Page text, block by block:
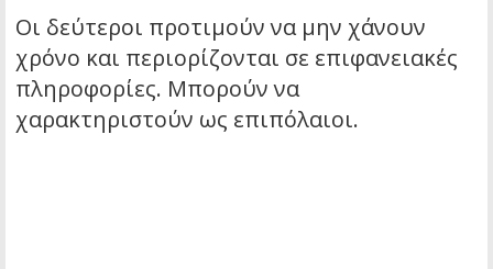
Οι δεύτεροι προτιμούν να μην χάνουν
χρόνο και περιορίζονται σε επιφανειακές
πληροφορίες. Μπορούν να
χαρακτηριστούν ως επιπόλαιοι.